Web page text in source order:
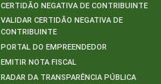
CERTIDÃO NEGATIVA DE CONTRIBUINTE
VALIDAR CERTIDÃO NEGATIVA DE
CONTRIBUINTE
PORTAL DO EMPREENDEDOR
EMITIR NOTA FISCAL
RADAR DA TRANSPARÊNCIA PÚBLICA